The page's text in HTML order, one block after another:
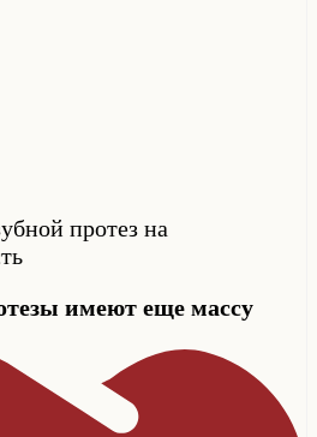
протез на
имеют еще массу